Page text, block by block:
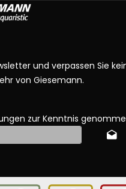
und verpassen Sie
von Giesemann.
zur Kenntnis